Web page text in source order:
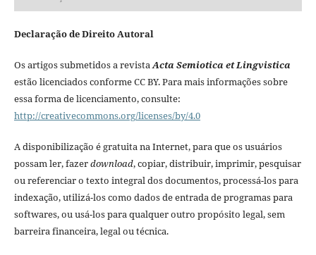
Declaração de Direito Autoral
Os artigos submetidos a revistaActa Semiotica et Lingvistica
estão licenciados conforme CC BY. Para mais informações sobre
essa forma de licenciamento, consulte:
http://creativecommons.org/licenses/by/4.0
A disponibilização é gratuita na Internet, para que os usuários
possam ler, fazerdownload, copiar, distribuir, imprimir, pesquisar
ou referenciar o texto integral dos documentos, processá-los para
indexação, utilizá-los como dados de entrada de programas para
softwares, ou usá-los para qualquer outro propósito legal, sem
barreira financeira, legal ou técnica.